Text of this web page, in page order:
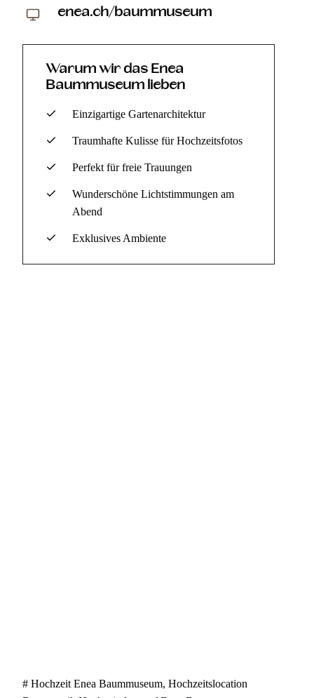
enea.ch/baummuseum
Warum wir das Enea
Baummuseum lieben
Einzigartige Gartenarchitektur
Traumhafte Kulisse für Hochzeitsfotos
Perfekt für freie Trauungen
Wunderschöne Lichtstimmungen am
Abend
Exklusives Ambiente
# Hochzeit Enea Baummuseum, Hochzeitslocation